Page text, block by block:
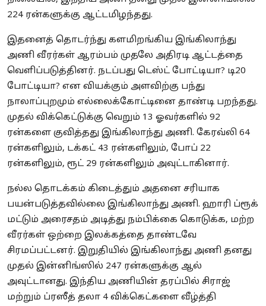
224 ரன்களுக்கு ஆட்டமிழந்தது.
இதனைத் தொடர்ந்து களமிறங்கிய இங்கிலாந்து
அணி வீரர்கள் ஆரம்பம் முதலே அதிரடி ஆட்டத்தை
வெளிப்படுத்தினர். நடப்பது டெஸ்ட் போட்டியா? டி20
போட்டியா? என வியக்கும் அளவிற்கு பந்து
நாலாப்புறமும் எல்லைக்கோட்டினை தாண்டி பறந்தது.
முதல் விக்கெட்டுக்கு வெறும் 13 ஓவர்களில் 92
ரன்களை குவித்தது இங்கிலாந்து அணி. கேரவ்லி 64
ரன்களிலும், டக்கட் 43 ரன்களிலும், போப் 22
ரன்களிலும், ரூட் 29 ரன்களிலும் அவுட்டாகினார்.
நல்ல தொடக்கம் கிடைத்தும் அதனை சரியாக
பயன்படுத்தவில்லை இங்கிலாந்து அணி. ஹாரி ப்ரூக்
மட்டும் அரைசதம் அடித்து நம்பிக்கை கொடுக்க, மற்ற
வீரர்கள் ஒற்றை இலக்கத்தை தாண்டவே
சிரமப்பட்டனர். இறுதியில் இங்கிலாந்து அணி தனது
முதல் இன்னிங்ஸில் 247 ரன்களுக்கு ஆல்
அவுட்டானது. இந்திய அணியின் தரப்பில் சிராஜ்
மற்றும் ப்ரஸீத் தலா 4 விக்கெட்களை வீழ்த்தி